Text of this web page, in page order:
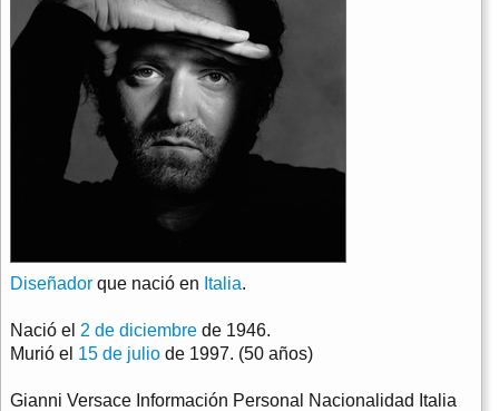
Diseñador que nació en Italia.
Nació el 2 de diciembre de 1946.
Murió el 15 de julio de 1997. (50 años)
Gianni Versace Información Personal Nacionalidad Italia